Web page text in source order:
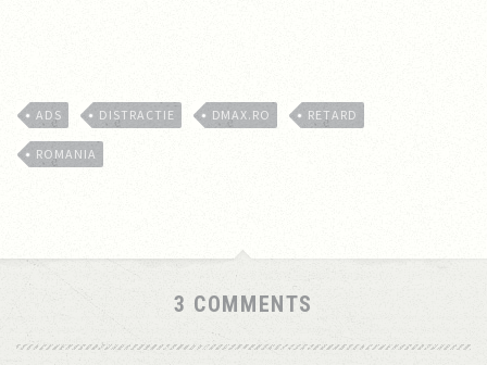
ADS DISTRACTIE DMAX.RO RETARD
ROMANIA
3 COMMENTS